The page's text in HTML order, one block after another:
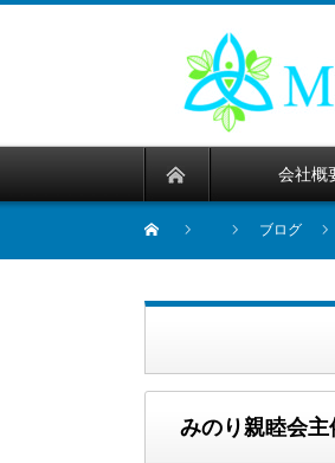
会社概
ブログ
みのり親睦会